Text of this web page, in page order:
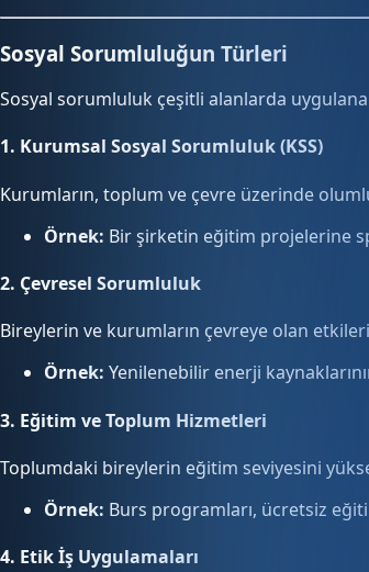
Sosyal Sorumluluğun Türleri
Sosyal sorumluluk çeşitli alanlarda
1. Kurumsal Sosyal Sorumluluk (KSS)
Kurumların, toplum ve çevre üzerinde
Örnek: Bir şirketin eğitim projelerine
2. Çevresel Sorumluluk
Bireylerin ve kurumların çevreye olan
Örnek: Yenilenebilir enerji
3. Eğitim ve Toplum Hizmetleri
Toplumdaki bireylerin eğitim seviyesini
Örnek: Burs programları, ücretsiz
4. Etik İş Uygulamaları